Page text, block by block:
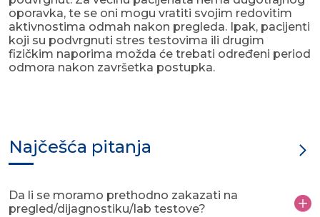
oporavka, te se oni mogu vratiti svojim redovitim
aktivnostima odmah nakon pregleda. Ipak, pacijenti
koji su podvrgnuti stres testovima ili drugim
fizičkim naporima možda će trebati određeni period
odmora nakon završetka postupka.
Najčešća pitanja
Da li se moramo prethodno zakazati na
pregled/dijagnostiku/lab testove?